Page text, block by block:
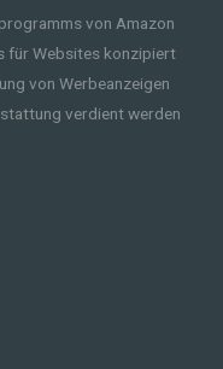
von Amazon
für Websites konzipiert
von Werbeanzeigen
verdient werden